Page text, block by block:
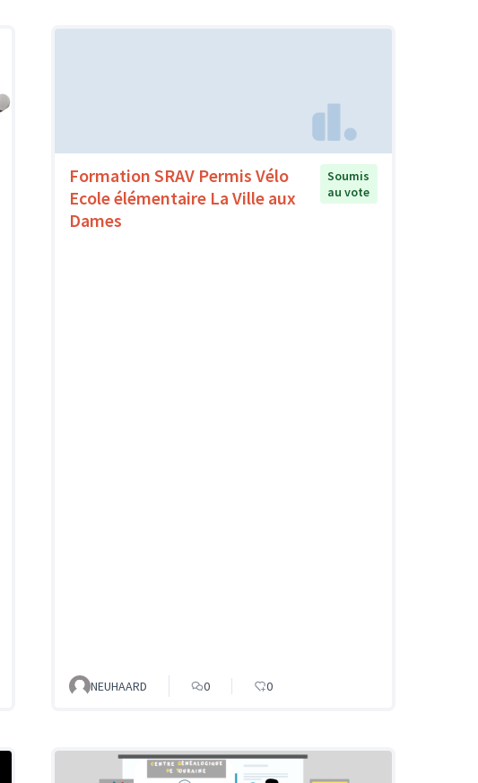
Formation SRAV Permis Vélo
Ecole élémentaire La Ville aux
Dames
Soumis
au vote
NEUHAARD 0 0